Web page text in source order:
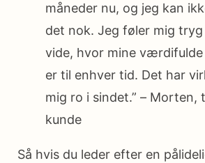
måneder nu, og jeg kan
det nok. Jeg føler mig
vide, hvor mine værdifulde
er til enhver tid. Det har
mig ro i sindet.” – Morten,
kunde
Så hvis du leder efter en